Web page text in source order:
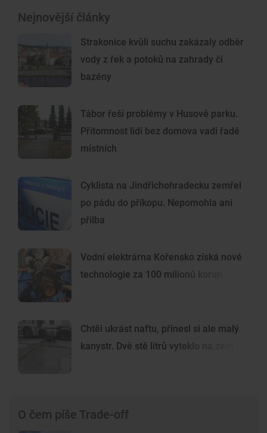
Nejnovější články
Strakonice kvůli suchu zakázaly odběr
vody z řek a potoků na zahrady či
bazény
Tábor řeší problémy v Husově parku.
Přítomnost lidí bez domova vadí řadě
místních
Cyklista na Jindřichohradecku zemřel
po pádu do příkopu. Nepomohla ani
přilba
Vodní elektrárna Kořensko získá nové
technologie za 100 milionů korun
Chtěl ukrást naftu, přinesl si ale malý
kanystr. Dvě stě litrů vyteklo na zem
O čem píše Trade-off